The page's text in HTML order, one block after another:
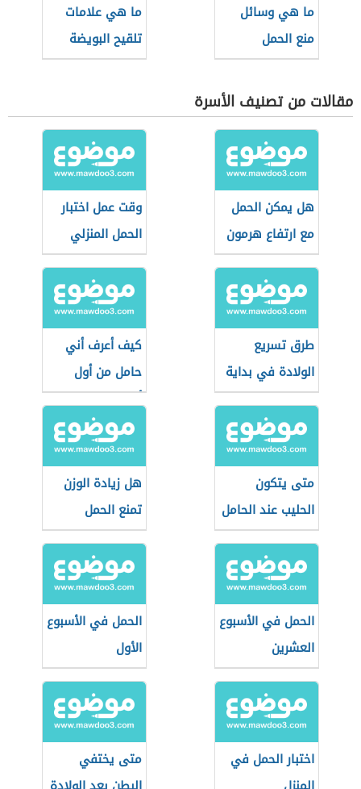
ما هي وسائل
منع الحمل
ما هي علامات
تلقيح البويضة
مقالات من تصنيف الأسرة
هل يمكن الحمل
مع ارتفاع هرمون
FSH
وقت عمل اختبار
الحمل المنزلي
المناسب
طرق تسريع
الولادة في بداية
التاسع
كيف أعرف أني
حامل من أول
أسبوع
متى يتكون
الحليب عند الحامل
هل زيادة الوزن
تمنع الحمل
الحمل في الأسبوع
العشرين
الحمل في الأسبوع
الأول
اختبار الحمل في
متى يختفي